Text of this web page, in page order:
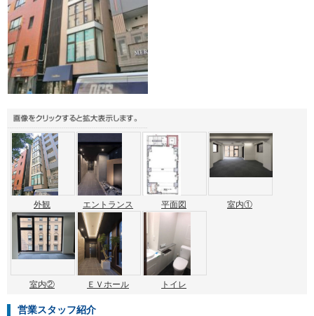
外観 エントランス 平面図 室内①
室内② ＥＶホール トイレ
営業スタッフ紹介